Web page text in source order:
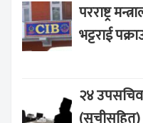
परराष्ट्र
भट्टराई
२४